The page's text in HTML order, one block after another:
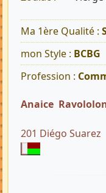
Ma 1ère Qualité :
mon Style : BCBG
Profession :
Anaice
201 Diégo Suarez